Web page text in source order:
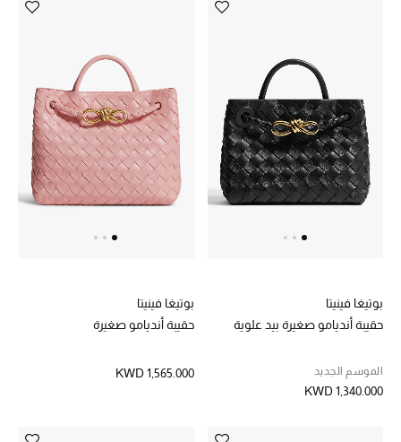
مستلزمات الأطفال الرضع
مستلزمات البنات (2 - 14 سنة)
مستلزمات الأولاد (2 - 14 سنة)
العودة إلى المدرسة
تسوقوا التشكيلة
مستلزمات المنزل
بوتيغا فينيتا
حقيبة أنديامو صغيرة بيد علوية
الموسم الجديد
KWD 1,340.000
بوتيغا فينيتا
حقيبة أنديامو صغيرة
KWD 1,565.000